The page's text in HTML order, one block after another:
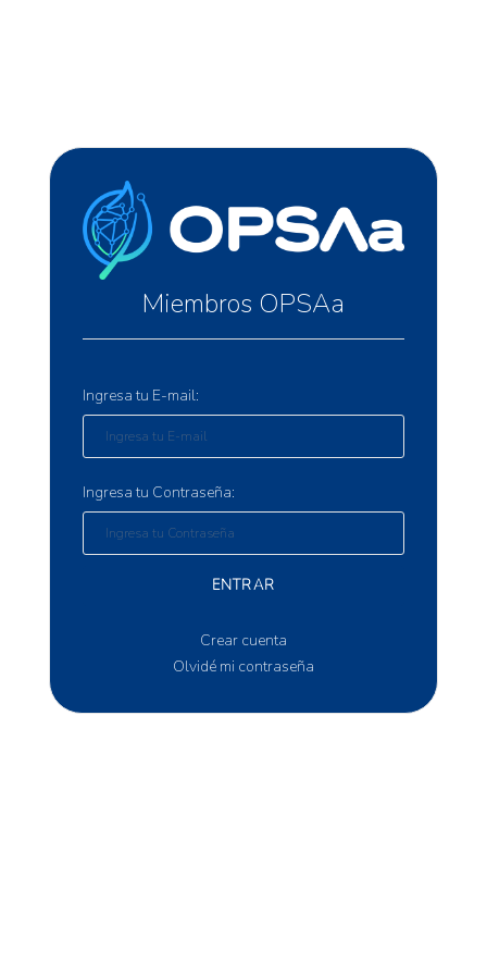
Miembros OPSAa
Ingresa tu E-mail:
Ingresa tu Contraseña:
ENTRAR
Crear cuenta
Olvidé mi contraseña